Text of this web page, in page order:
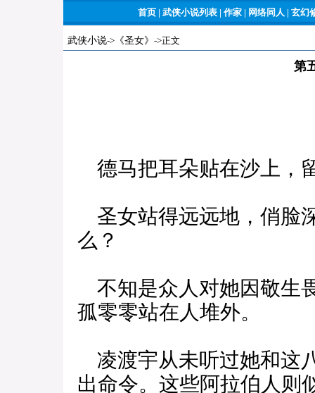
首页 | 武侠小说列表 | 作家 | 网络同人 | 玄幻
武侠小说-> 《圣女》 ->正文
第
德马把耳朵贴在沙上，
圣女站得远远地，俏脸
么？
不知是众人对她因敬生
孤零零站在人堆外。
凌渡宇从未听过她和这
出命令。这些阿拉伯人则